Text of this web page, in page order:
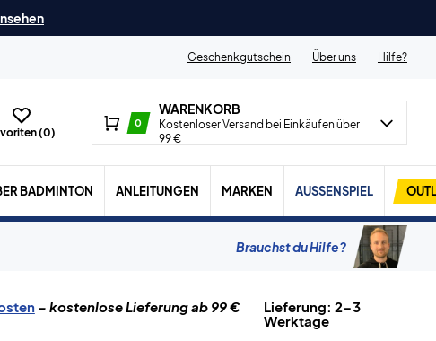
Geschenkgutschein
Über uns Hilfe?
(0)
0
WARENKORB
Kostenloser Versand bei Einkäufen über
99 €
BADMINTON ANLEITUNGEN MARKEN AUSSENSPIEL
Brauchst du Hilfe?
– kostenlose Lieferung ab 99 €
Lieferung: 2-3
Werktage